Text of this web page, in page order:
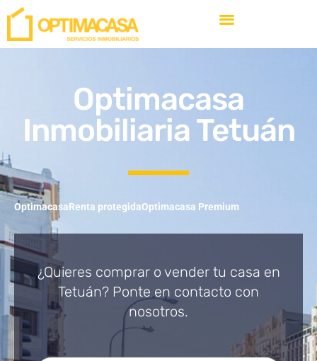
Optimacasa
Inmobiliaria Tetuán
OptimacasaRenta protegidaOptimacasa Premium
¿Quieres comprar o vender tu casa en
Tetuán? Ponte en contacto con
nosotros.